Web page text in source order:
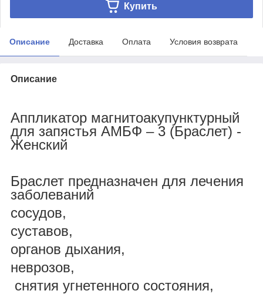
Купить
Описание Доставка Оплата Условия возврата
Описание
Аппликатор магнитоакупунктурный
для запястья АМБФ – 3 (Браслет) -
Женский
Браслет предназначен для лечения
заболеваний
сосудов,
суставов,
органов дыхания,
неврозов,
снятия угнетенного состояния,